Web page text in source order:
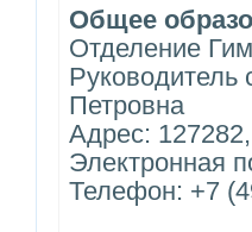
Общее
Отделение
Руководитель
Петровна
Адрес:
Электронная
Телефон: +7